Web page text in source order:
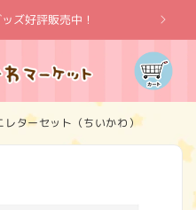
ズ好評販売中！
カ
ー
ト
レターセット（ちいかわ）